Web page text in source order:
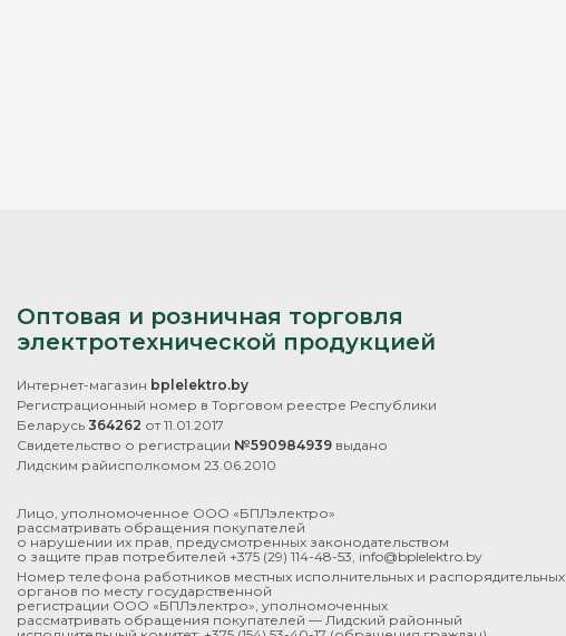
Оптовая и розничная торговля
электротехнической продукцией
Интернет-магазин bplelektro.by
Регистрационный номер в Торговом реестре Республики
Беларусь 364262 от 11.01.2017
Свидетельство о регистрации №590984939 выдано
Лидским райисполкомом 23.06.2010
Лицо, уполномоченное ООО «БПЛэлектро»
рассматривать обращения покупателей
о нарушении их прав, предусмотренных законодательством
о защите прав потребителей +375 (29) 114-48-53 info@bplelektro.by
Номер телефона работников местных исполнительных и распорядительных
органов по месту государственной
регистрации ООО «БПЛэлектро», уполномоченных
рассматривать обращения покупателей — Лидский районный